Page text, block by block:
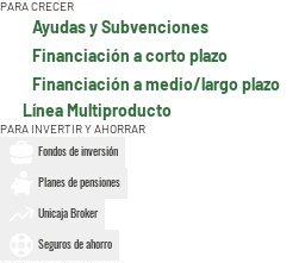
PARA CRECER
Ayudas y Subvenciones
Financiación a corto plazo
Financiación a medio/largo plazo
Línea Multiproducto
PARA INVERTIR Y AHORRAR
Fondos de inversión
Planes de pensiones
Unicaja Broker
Seguros de ahorro